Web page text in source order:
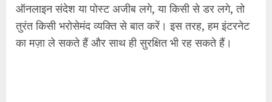
ऑनलाइन संदेश या पोस्ट अजीब लगे, या किसी से डर लगे, तो
तुरंत किसी भरोसेमंद व्यक्ति से बात करें। इस तरह, हम इंटरनेट
का मज़ा ले सकते हैं और साथ ही सुरक्षित भी रह सकते हैं।